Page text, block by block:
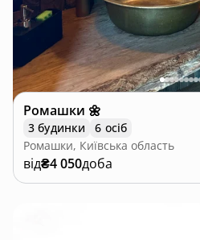
Ромашки 🌼
3 будинки
6 осіб
Ромашки, Київська область
від₴4 050доба